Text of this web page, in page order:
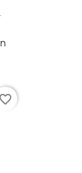
favorite_border